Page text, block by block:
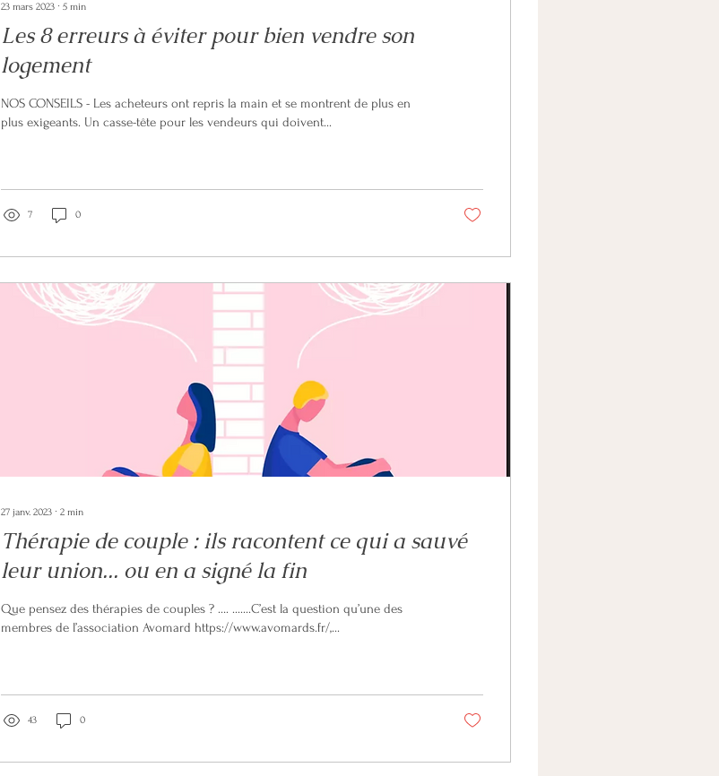
23 mars 2023 ∙ 5 min
Les 8 erreurs à éviter pour bien vendre son
logement
NOS CONSEILS - Les acheteurs ont repris la main et se montrent de plus en
plus exigeants. Un casse-tête pour les vendeurs qui doivent...
7 0
27 janv. 2023 ∙ 2 min
Thérapie de couple : ils racontent ce qui a sauvé
leur union... ou en a signé la fin
Que pensez des thérapies de couples ? …. ­.......C’est la question qu’une des
membres de l’association Avomard https://www.avomards.fr/,...
43 0